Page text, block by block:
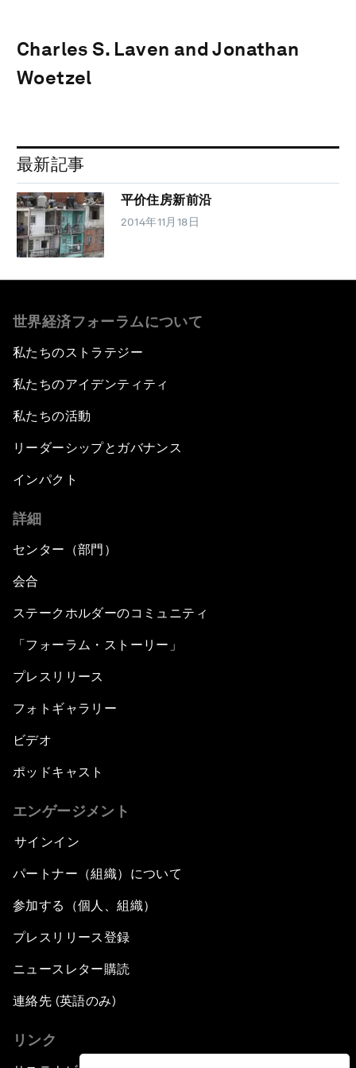
Charles S. Laven and Jonathan
Woetzel
最新記事
平价住房新前沿
2014年11月18日
世界経済フォーラムについて
私たちのストラテジー
私たちのアイデンティティ
私たちの活動
リーダーシップとガバナンス
インパクト
詳細
センター（部門）
会合
ステークホルダーのコミュニティ
「フォーラム・ストーリー」
プレスリリース
フォトギャラリー
ビデオ
ポッドキャスト
エンゲージメント
サインイン
パートナー（組織）について
参加する（個人、組織）
プレスリリース登録
ニュースレター購読
連絡先 (英語のみ)
リンク